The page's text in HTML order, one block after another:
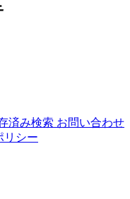
済み検索 お問い合わせ
リシー